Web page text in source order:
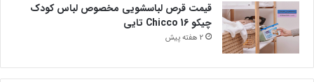
قیمت قرص لباسشویی مخصوص لباس کودک
چیکو Chicco 16 تایی
2 هفته پیش